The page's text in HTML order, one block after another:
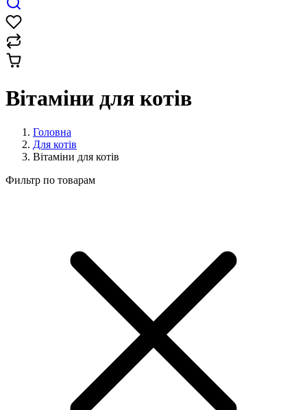
Вітаміни для котів
Головна
Для котів
Вітаміни для котів
Фильтр по товарам